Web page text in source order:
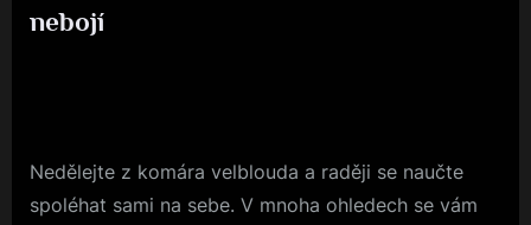
nebojí
Nedělejte z komára velblouda a raději se naučte
spoléhat sami na sebe. V mnoha ohledech se vám